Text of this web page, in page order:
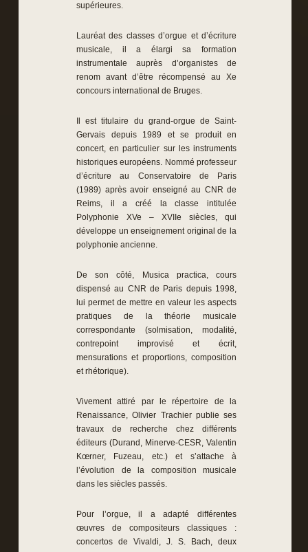
supérieures.
Lauréat des classes d’orgue et d’écriture
musicale, il a élargi sa formation
instrumentale auprès d’organistes de
renom avant d’être récompensé au Xe
concours international de Bruges.
Il est titulaire du grand-orgue de Saint-
Gervais depuis 1989 et se produit en
concert, en particulier sur les instruments
historiques européens. Nommé professeur
d’écriture au Conservatoire de Paris
(1989) après avoir enseigné au CNR de
Reims, il a créé la classe intitulée
Polyphonie XVe – XVIIe siècles, qui
développe un enseignement original de la
polyphonie ancienne.
De son côté, Musica practica, cours
dispensé au CNR de Paris depuis 1998,
lui permet de mettre en valeur les aspects
pratiques de la théorie musicale
correspondante (solmisation, modalité,
contrepoint improvisé et écrit,
mensurations et proportions, composition
et rhétorique).
Vivement attiré par le répertoire de la
Renaissance, Olivier Trachier publie ses
travaux de recherche chez différents
éditeurs (Durand, Minerve-CESR, Valentin
Kœrner, Fuzeau, etc.) et s’attache à
l’évolution de la composition musicale
dans les siècles passés.
Pour l’orgue, il a adapté différentes
œuvres de compositeurs classiques :
concertos de Vivaldi, J. S. Bach, deux